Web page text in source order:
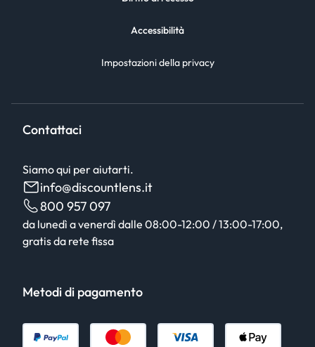
Accessibilità
Impostazioni della privacy
Contattaci
Siamo qui per aiutarti.
info@discountlens.it
800 957 097
da lunedì a venerdì dalle 08:00-12:00 / 13:00-17:00,
gratis da rete fissa
Metodi di pagamento